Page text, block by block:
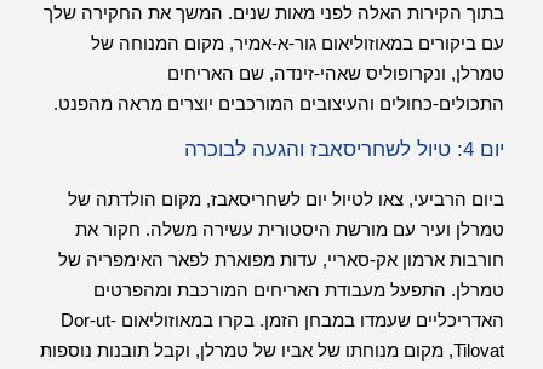
בתוך הקירות האלה לפני מאות שנים. המשך את החקירה שלך
עם ביקורים במאוזוליאום גור-א-אמיר, מקום המנוחה של
טמרלן, ונקרופוליס שאהי-זינדה, שם האריחים
התכולים-כחולים והעיצובים המורכבים יוצרים מראה מהפנט.
יום 4: טיול לשחריסאבז והגעה לבוכרה
ביום הרביעי, צאו לטיול יום לשחריסאבז, מקום הולדתה של
טמרלן ועיר עם מורשת היסטורית עשירה משלה. חקור את
חורבות ארמון אק-סאריי, עדות מפוארת לפאר האימפריה של
טמרלן. התפעל מעבודת האריחים המורכבת ומהפרטים
האדריכליים שעמדו במבחן הזמן. בקרו במאוזוליאום Dor-ut-
Tilovat, מקום מנוחתו של אביו של טמרלן, וקבל תובנות נוספות